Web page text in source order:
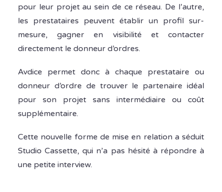
pour leur projet au sein de ce réseau. De l’autre,
les prestataires peuvent établir un profil sur-
mesure, gagner en visibilité et contacter
directement le donneur d’ordres.
Avdice permet donc à chaque prestataire ou
donneur d’ordre de trouver le partenaire idéal
pour son projet sans intermédiaire ou coût
supplémentaire.
Cette nouvelle forme de mise en relation a séduit
Studio Cassette, qui n’a pas hésité à répondre à
une petite interview.